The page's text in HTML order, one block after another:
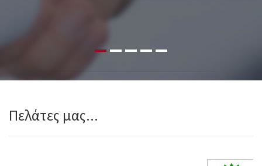
Πελάτες μας...